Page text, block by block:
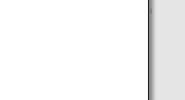
ば、近い将来、ごみを捨てる
ないのです。
しずつ伸びています。
味があり、まず悪い意味
消費の減少です。